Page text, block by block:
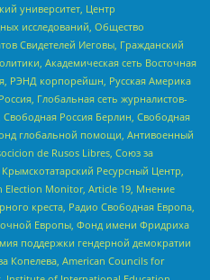
университет, Центр
исследований, Общество
Свидетелей Иеговы, Гражданский
Академическая сеть Восточная
РЭНД корпорейшн, Русская Америка
Глобальная сеть журналистов-
Россия Берлин, Свободная
глобальной помощи, Антивоенный
de Rusos Libres, Союз за
Ресурсный Центр,
Election Monitor, Article 19, Мнение
креста, Радио Свободная Европа,
Европы, Фонд имени Фридриха
поддержки гендерной демократии
Копелева, American Councils for